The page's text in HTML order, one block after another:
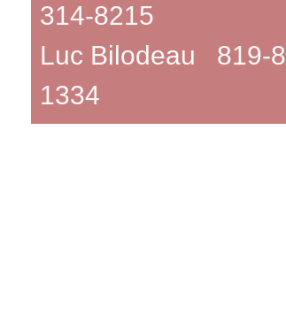
314-8215
Luc Bilodeau 819-
1334